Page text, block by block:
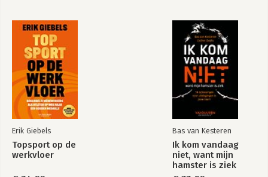
Agile
Formule X
Bekijk alle boeken
Erik Giebels
Topsport op de
werkvloer
Bas van Kesteren
Ik kom vandaag
niet, want mijn
hamster is ziek